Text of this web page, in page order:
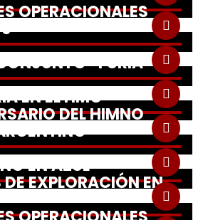
OPERACIONALES
“FURIA”
EN EL HMC
DEL HIMNO
EN AZUL
EXPLORACIÓN EN